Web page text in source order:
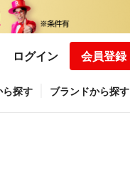
ログイン 会員登録
ら探す ブランドから探す